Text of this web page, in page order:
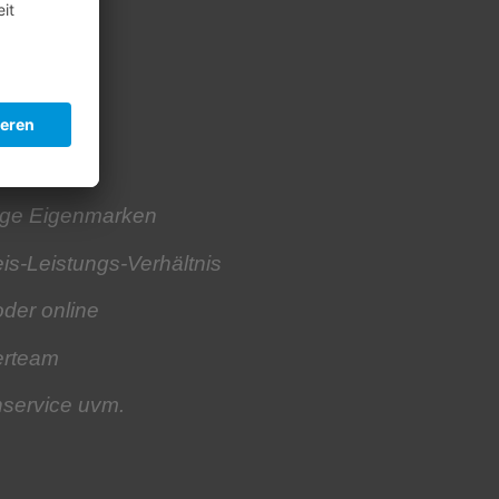
Eigenmarken
Leistungs-Verhältnis
online
uvm.